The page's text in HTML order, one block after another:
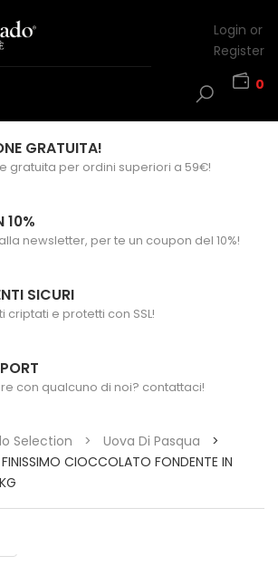
Login or
Register
0
GRATUITA!
gratuita per ordini superiori a 59€!
10%
newsletter, per te un coupon del 10%!
SICURI
criptati e protetti con SSL!
con qualcuno di noi? contattaci!
Selection > Uova Di Pasqua
>
CIOCCOLATO FONDENTE IN